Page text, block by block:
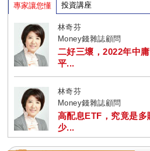
專家讓您懂 投資講座
林奇芬
Money錢雜誌顧問
二好三壞，2022年中
平...
林奇芬
Money錢雜誌顧問
高配息ETF，究竟是多
少...